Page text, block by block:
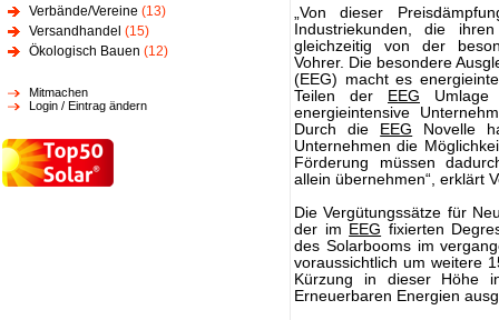
Verbände/Vereine (13)
Versandhandel (15)
Ökologisch Bauen (12)
Mitmachen
Login / Eintrag ändern
„Von dieser
Industriekunden, die
gleichzeitig von der
Vohrer. Die besondere
(EEG) macht es
Teilen der
EEG
energieintensive
Durch die
EEG Novelle
Unternehmen die
Förderung müssen
allein übernehmen“, erklärt
Die Vergütungssätze für
der im EEG fixierten
des Solarbooms im
voraussichtlich um weitere
Kürzung in dieser Höhe
Erneuerbaren Energien